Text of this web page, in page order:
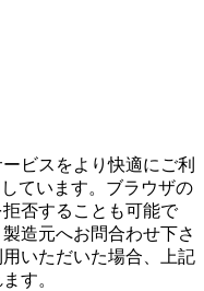
ビスをより快適にご利
ています。ブラウザの
否することも可能で
造元へお問合わせ下さ
いただいた場合、上記
す。